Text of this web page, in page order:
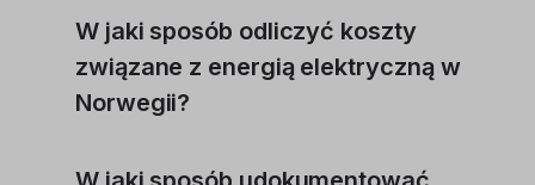
W jaki sposób odliczyć koszty
związane z energią elektryczną w
Norwegii?